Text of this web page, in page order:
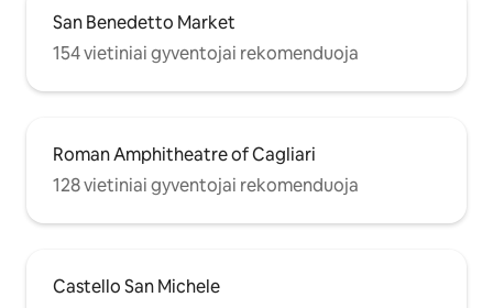
San Benedetto Market
154 vietiniai gyventojai rekomenduoja
Roman Amphitheatre of Cagliari
128 vietiniai gyventojai rekomenduoja
Castello San Michele